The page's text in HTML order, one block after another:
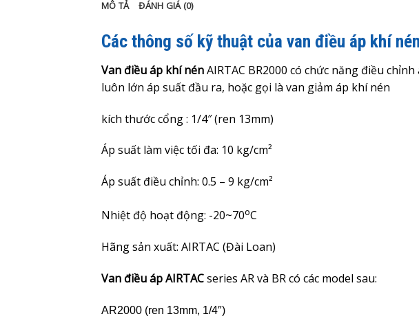
MÔ TẢ ĐÁNH GIÁ (0)
Các thông số kỹ thuật của van điều áp khí
Van điều áp khí nénAIRTAC BR2000 có chức năng điều
luôn lớn áp suất đầu ra, hoặc gọi là van giảm áp khí nén
kích thước cổng : 1/4″ (ren 13mm)
Áp suất làm việc tối đa: 10 kg/cm²
Áp suất điều chỉnh: 0.5 – 9 kg/cm²
Nhiệt độ hoạt động: -20~70oC
Hãng sản xuất: AIRTAC (Đài Loan)
Van điều áp AIRTACseries AR và BR có các model sau:
AR2000 (ren 13mm, 1/4″)